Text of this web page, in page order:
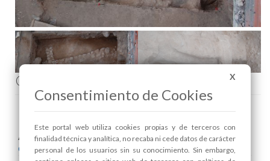
Comenta esta noticia en Facebook
Areas relacionadas:
Cultura y Patrimonio
X
Consentimiento de Cookies
Este portal web utiliza cookies propias y de terceros con
finalidad técnica y analítica, no recaba ni cede datos de carácter
personal de los usuarios sin su conocimiento. Sin embargo,